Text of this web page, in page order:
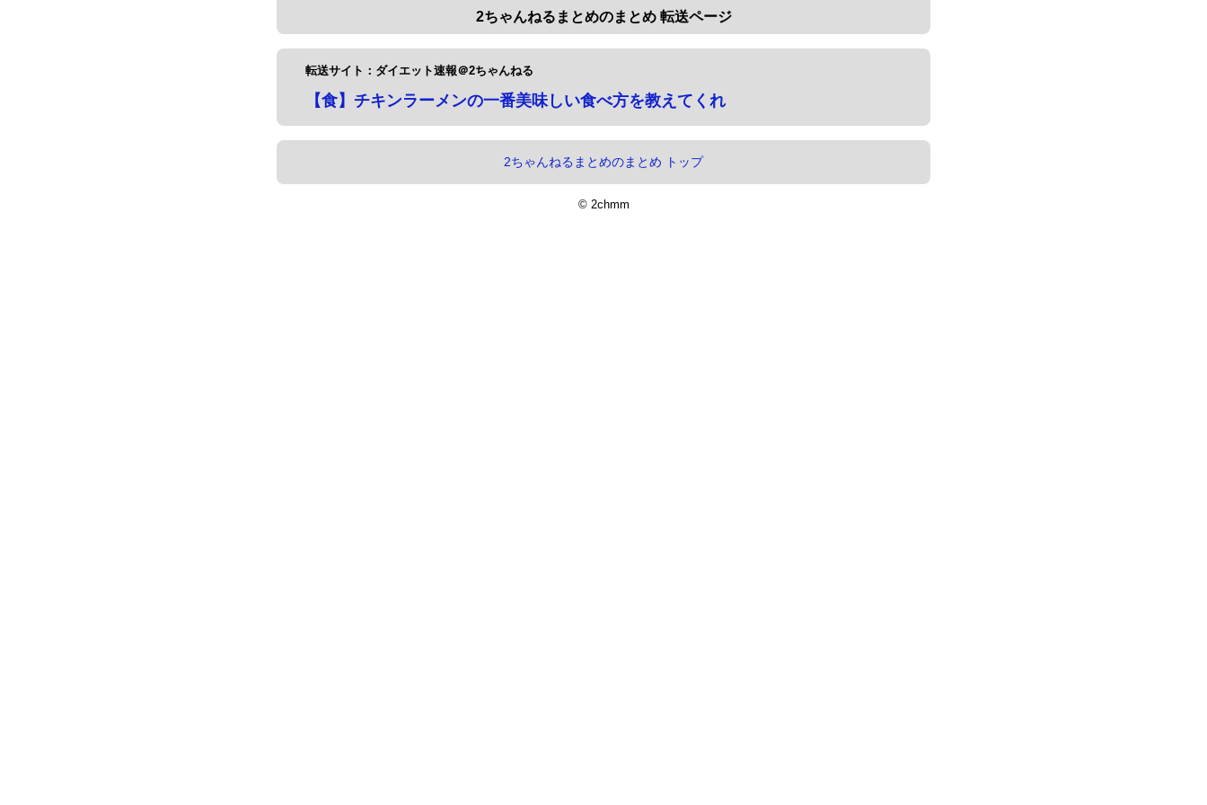
2ちゃんねるまとめのまとめ 転送ページ
転送サイト：ダイエット速報＠2ちゃんねる
【食】チキンラーメンの一番美味しい食べ方を教えてくれ
2ちゃんねるまとめのまとめ トップ
© 2chmm